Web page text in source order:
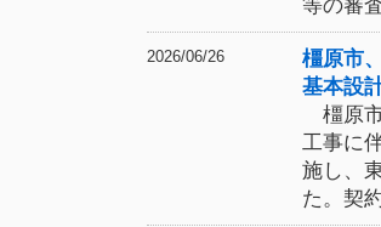
等の審
2026/06/26
橿原市
基本設
橿原
工事に
施し、
た。契